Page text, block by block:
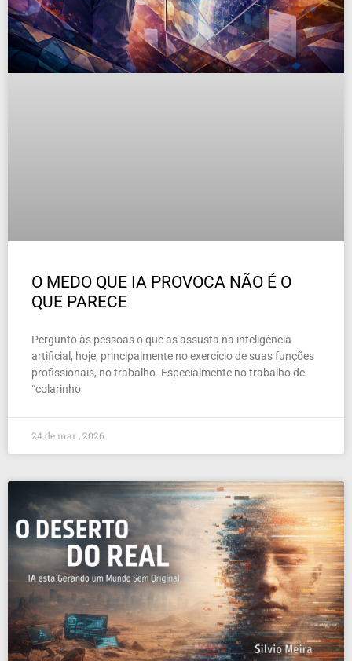
O MEDO QUE IA PROVOCA NÃO É O
QUE PARECE
Pergunto às pessoas o que as assusta na inteligência
artificial, hoje, principalmente no exercício de suas funções
profissionais, no trabalho. Especialmente no trabalho de
“colarinho
24 de mar , 2026